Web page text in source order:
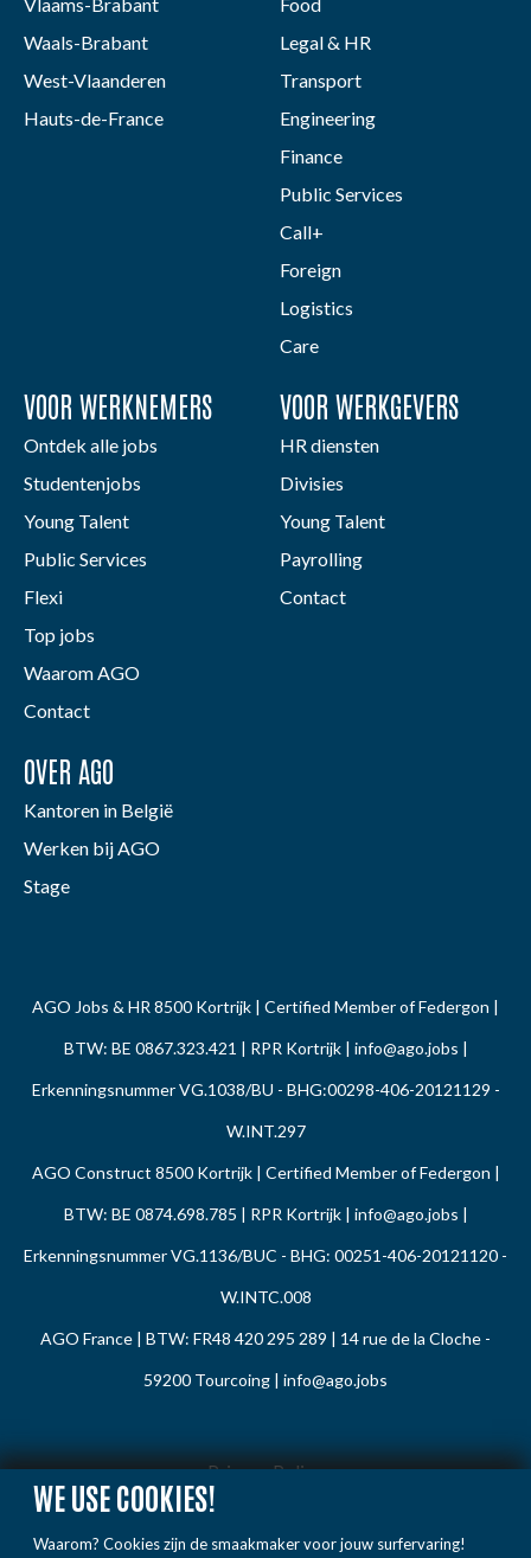
WE USE COOKIES!
Waarom? Cookies zijn de smaakmaker voor jouw surfervaring!
Waals-Brabant
West-Vlaanderen
Hauts-de-France
Legal & HR
Transport
Engineering
Finance
Public Services
Call+
Foreign
Logistics
Care
VOOR WERKNEMERS
Ontdek alle jobs
Studentenjobs
Young Talent
Public Services
Flexi
Top jobs
Waarom AGO
Contact
VOOR WERKGEVERS
HR diensten
Divisies
Young Talent
Payrolling
Contact
OVER AGO
Kantoren in België
Werken bij AGO
Stage
AGO Jobs & HR 8500 Kortrijk | Certified Member of Federgon |
BTW: BE 0867.323.421 | RPR Kortrijk | info@ago.jobs |
Erkenningsnummer VG.1038/BU - BHG:00298-406-20121129 -
W.INT.297
AGO Construct 8500 Kortrijk | Certified Member of Federgon |
BTW: BE 0874.698.785 | RPR Kortrijk | info@ago.jobs |
Erkenningsnummer VG.1136/BUC - BHG: 00251-406-20121120 -
W.INTC.008
AGO France | BTW: FR48 420 295 289 | 14 rue de la Cloche -
59200 Tourcoing | info@ago.jobs
Privacy Policy
Cookie Policy
Gedragsregels